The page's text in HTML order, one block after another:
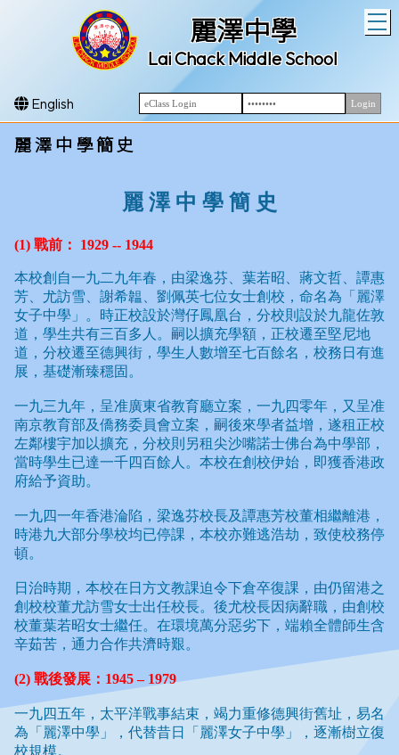
麗澤中學
Lai Chack Middle School
English
麗 澤 中 學 簡 史